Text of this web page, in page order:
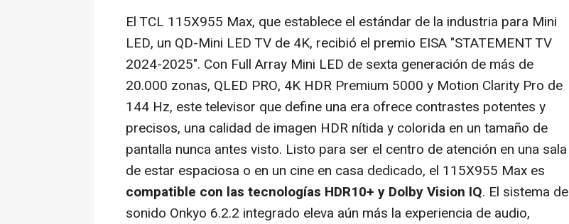
El TCL 115X955 Max, que establece el estándar de la industria para Mini
LED, un QD-Mini LED TV de 4K, recibió el premio EISA "STATEMENT TV
2024-2025". Con Full Array Mini LED de sexta generación de más de
20.000 zonas, QLED PRO, 4K HDR Premium 5000 y Motion Clarity Pro de
144 Hz, este televisor que define una era ofrece contrastes potentes y
precisos, una calidad de imagen HDR nítida y colorida en un tamaño de
pantalla nunca antes visto. Listo para ser el centro de atención en una sala
de estar espaciosa o en un cine en casa dedicado, el 115X955 Max es
compatible con las tecnologías HDR10+ y Dolby Vision IQ. El sistema de
sonido Onkyo 6.2.2 integrado eleva aún más la experiencia de audio,